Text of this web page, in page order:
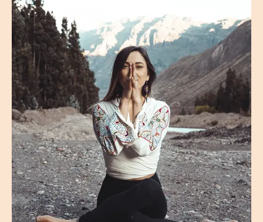
LIVRO OBRIGATÓRIO
Por favor, compre O Corpo Mantém a
Pontuação por Bessel Van Der Kolk. Não é
necessário ler o livro antes da formação, a
não ser que o formando se sinta inclinado a
fazê-lo. Iremos utilizar o livro de Van Der
Kolk como referência ao longo do curso.
Ler mais